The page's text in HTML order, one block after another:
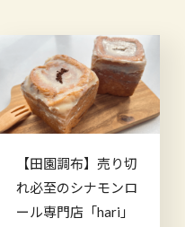
【田園調布】売り切
れ必至のシナモンロ
ール専門店「hari」